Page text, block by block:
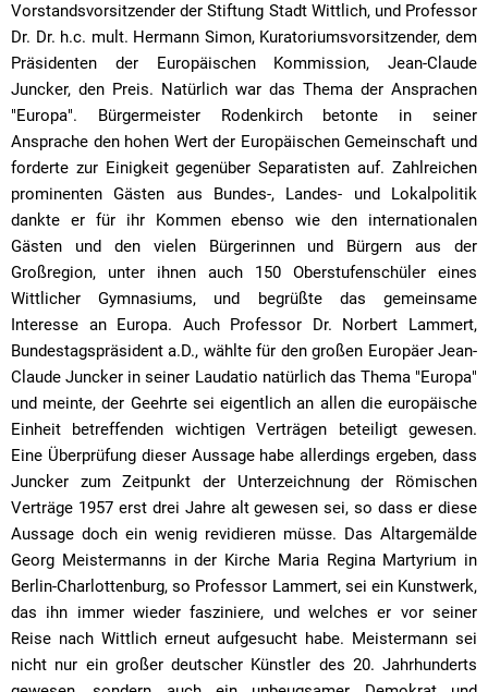
Vorstandsvorsitzender der Stiftung Stadt Wittlich, und Professor
Dr. Dr. h.c. mult. Hermann Simon, Kuratoriumsvorsitzender, dem
Präsidenten der Europäischen Kommission, Jean-Claude
Juncker, den Preis. Natürlich war das Thema der Ansprachen
"Europa". Bürgermeister Rodenkirch betonte in seiner
Ansprache den hohen Wert der Europäischen Gemeinschaft und
forderte zur Einigkeit gegenüber Separatisten auf. Zahlreichen
prominenten Gästen aus Bundes-, Landes- und Lokalpolitik
dankte er für ihr Kommen ebenso wie den internationalen
Gästen und den vielen Bürgerinnen und Bürgern aus der
Großregion, unter ihnen auch 150 Oberstufenschüler eines
Wittlicher Gymnasiums, und begrüßte das gemeinsame
Interesse an Europa. Auch Professor Dr. Norbert Lammert,
Bundestagspräsident a.D., wählte für den großen Europäer Jean-
Claude Juncker in seiner Laudatio natürlich das Thema "Europa"
und meinte, der Geehrte sei eigentlich an allen die europäische
Einheit betreffenden wichtigen Verträgen beteiligt gewesen.
Eine Überprüfung dieser Aussage habe allerdings ergeben, dass
Juncker zum Zeitpunkt der Unterzeichnung der Römischen
Verträge 1957 erst drei Jahre alt gewesen sei, so dass er diese
Aussage doch ein wenig revidieren müsse. Das Altargemälde
Georg Meistermanns in der Kirche Maria Regina Martyrium in
Berlin-Charlottenburg, so Professor Lammert, sei ein Kunstwerk,
das ihn immer wieder fasziniere, und welches er vor seiner
Reise nach Wittlich erneut aufgesucht habe. Meistermann sei
nicht nur ein großer deutscher Künstler des 20. Jahrhunderts